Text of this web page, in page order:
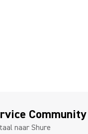
Community
naar Shure